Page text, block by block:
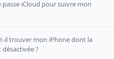
iCloud pour suivre mon
il trouver mon iPhone dont la
?